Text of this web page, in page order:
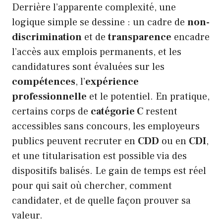
Derrière l’apparente complexité, une
logique simple se dessine : un cadre de non-
discrimination et detransparence encadre
l’accès aux emplois permanents, et les
candidatures sont évaluées sur les
compétences, l’expérience
professionnelle et le potentiel. En pratique,
certains corps de catégorie Crestent
accessibles sans concours, les employeurs
publics peuvent recruter en CDD ou en CDI,
et une titularisation est possible via des
dispositifs balisés. Le gain de temps est réel
pour qui sait où chercher, comment
candidater, et de quelle façon prouver sa
valeur.